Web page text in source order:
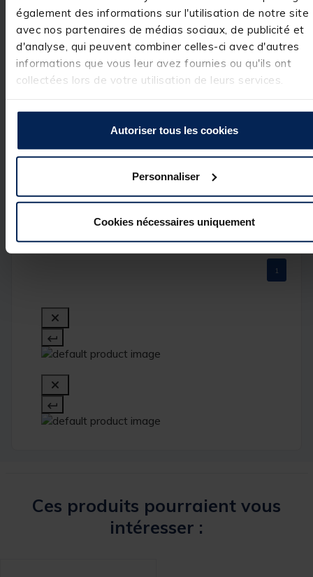
également des informations sur l'utilisation de notre site
avec nos partenaires de médias sociaux, de publicité et
d'analyse, qui peuvent combiner celles-ci avec d'autres
informations que vous leur avez fournies ou qu'ils ont
collectées lors de votre utilisation de leurs services.
Autoriser tous les cookies
Personnaliser
Cookies nécessaires uniquement
Basé sur 1 avis soumis à un
contrôle
Voir tous les avis sur ce site
5étoiles
1
4étoiles
0
0
expérience du
15/04/2024
Utile(0) Signaler
Réponse de
pacificpeche.com
beaucoup de
votre note et
votre
commentaire.
Nous prenons
L’équipe Pacific
1
Ces produits pourraient vous
intéresser :